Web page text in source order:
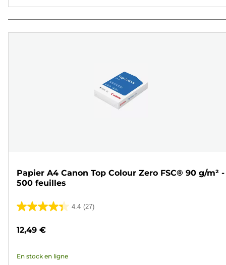
Papier A4 Canon Top Colour Zero FSC® 90 g/m² -
500 feuilles
4.4 (27)
4.4
27
12,49 €
En stock en ligne